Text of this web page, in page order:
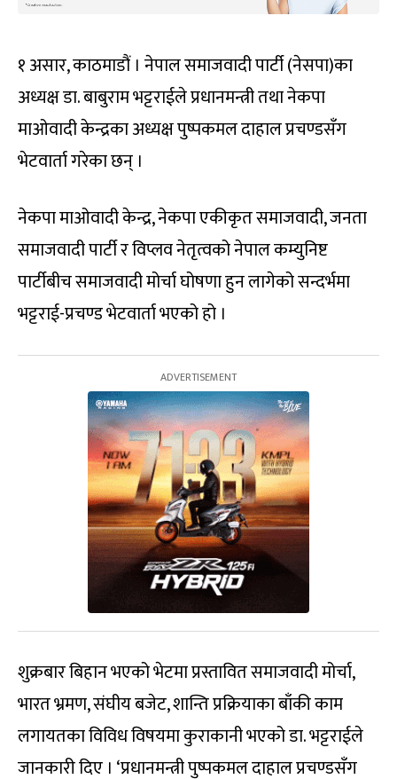
१ असार, काठमाडौं । नेपाल समाजवादी पार्टी (नेसपा)का
अध्यक्ष डा. बाबुराम भट्टराईले प्रधानमन्त्री तथा नेकपा
माओवादी केन्द्रका अध्यक्ष पुष्पकमल दाहाल प्रचण्डसँग
भेटवार्ता गरेका छन् ।
नेकपा माओवादी केन्द्र, नेकपा एकीकृत समाजवादी, जनता
समाजवादी पार्टी र विप्लव नेतृत्वको नेपाल कम्युनिष्ट
पार्टीबीच समाजवादी मोर्चा घोषणा हुन लागेको सन्दर्भमा
भट्टराई-प्रचण्ड भेटवार्ता भएको हो ।
शुक्रबार बिहान भएको भेटमा प्रस्तावित समाजवादी मोर्चा,
भारत भ्रमण, संघीय बजेट, शान्ति प्रक्रियाका बाँकी काम
लगायतका विविध विषयमा कुराकानी भएको डा. भट्टराईले
जानकारी दिए । ‘प्रधानमन्त्री पुष्पकमल दाहाल प्रचण्डसँग